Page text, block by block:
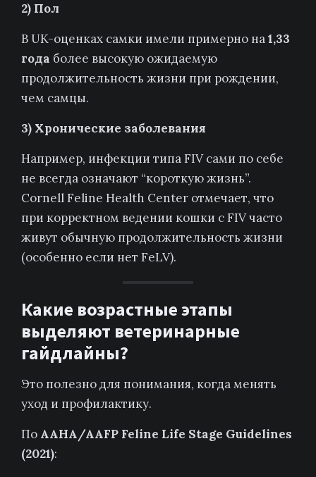
2) Пол
В UK-оценках самки имели примерно на1,33
года более высокую ожидаемую
продолжительность жизни при рождении,
чем самцы.
3) Хронические заболевания
Например, инфекции типа FIV сами по себе
не всегда означают “короткую жизнь”.
Cornell Feline Health Center отмечает, что
при корректном ведении кошки с FIV часто
живут обычную продолжительность жизни
(особенно если нет FeLV).
Какие возрастные этапы
выделяют ветеринарные
гайдлайны?
Это полезно для понимания, когда менять
уход и профилактику.
По AAHA/AAFP Feline Life Stage Guidelines
(2021):